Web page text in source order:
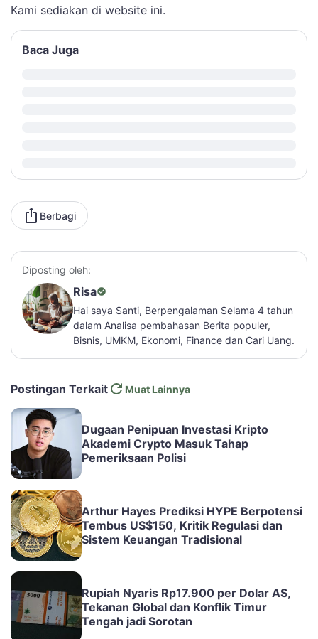
Kami sediakan di website ini.
Baca Juga
Berbagi
Diposting oleh:
Risa
Hai saya Santi, Berpengalaman Selama 4 tahun
dalam Analisa pembahasan Berita populer,
Bisnis, UMKM, Ekonomi, Finance dan Cari Uang.
Postingan Terkait Muat Lainnya
Dugaan Penipuan Investasi Kripto
Akademi Crypto Masuk Tahap
Pemeriksaan Polisi
Arthur Hayes Prediksi HYPE Berpotensi
Tembus US$150, Kritik Regulasi dan
Sistem Keuangan Tradisional
Rupiah Nyaris Rp17.900 per Dolar AS,
Tekanan Global dan Konflik Timur
Tengah jadi Sorotan